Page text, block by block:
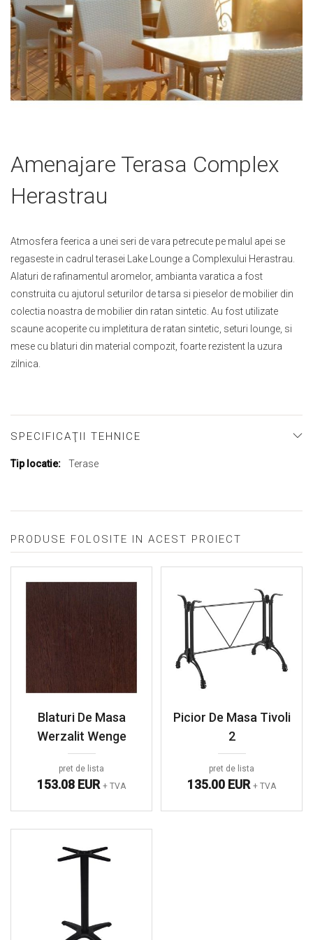
Amenajare Terasa Complex
Herastrau
Atmosfera feerica a unei seri de vara petrecute pe malul apei se
regaseste in cadrul terasei Lake Lounge a Complexului Herastrau.
Alaturi de rafinamentul aromelor, ambianta varatica a fost
construita cu ajutorul seturilor de tarsa si pieselor de mobilier din
colectia noastra de mobilier din ratan sintetic. Au fost utilizate
scaune acoperite cu impletitura de ratan sintetic, seturi lounge, si
mese cu blaturi din material compozit, foarte rezistent la uzura
zilnica.
SPECIFICAŢII TEHNICE
Mai
Terase
Skip
to
beginning
images
gallery
PRODUSE FOLOSITE IN ACEST PROIECT
Blaturi De Masa
Werzalit Wenge
pret de lista
153.08 EUR + TVA
Picior De Masa Tivoli
2
pret de lista
135.00 EUR + TVA